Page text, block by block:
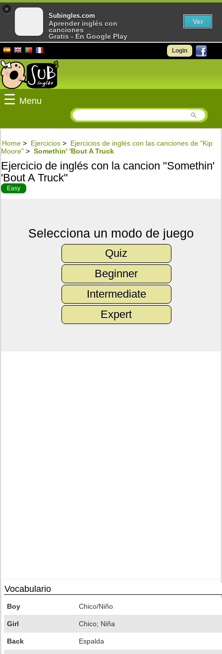
Login
☰ Menu
Home > Ejercicios > Ejercicios de inglés con las canciones de "Kip
Moore" > Somethin' 'Bout A Truck
Ejercicio de inglés con la cancion "Somethin'
'Bout A Truck"
Easy
Selecciona un modo de juego
Quiz
Beginner
Intermediate
Expert
Vocabulario
Boy Chico/Niño
Girl Chico; Niña
Back Espalda
×
Subingles.com
Aprender inglés con
canciones
Gratis - En Google Play
Ver